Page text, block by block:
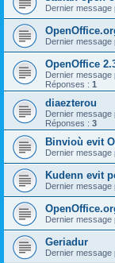
Dernier message
Dernier message
OpenOffice
Dernier message
Réponses : 1
diaezterou
Dernier message
Réponses : 3
Binvioù evit
Dernier message
Kudenn evit
Dernier message
Dernier message
Geriadur
Dernier message